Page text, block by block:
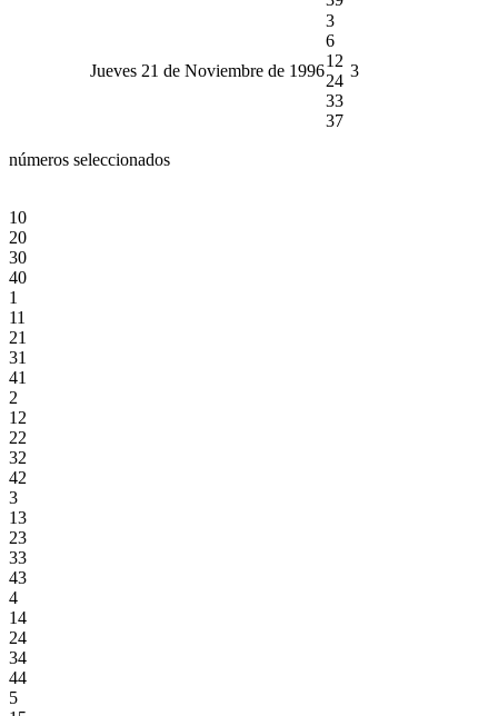
Jueves 21 de Noviembre de 1996
3
6
12
24
33
37
3
números seleccionados
10
20
30
40
1
11
21
31
41
2
12
22
32
42
3
13
23
33
43
4
14
24
34
44
5